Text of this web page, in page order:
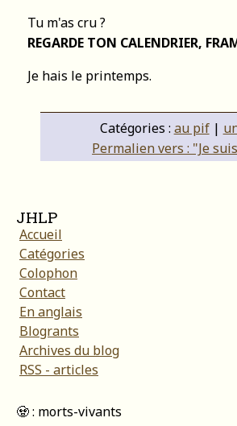
Tu m'as cru ?
REGARDE TON CALENDRIER,
Je hais le printemps.
Catégories : au pif|
Permalien vers : "Je
JHLP
Accueil
Catégories
Colophon
Contact
En anglais
Blogrants
Archives du blog
RSS - articles
🧟 : morts-vivants